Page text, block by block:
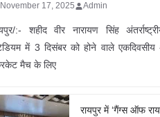
November 17, 2025 Admin
:- शहीद वीर नारायण सिंह
में 3 दिसंबर को होने वाले एकदिवसीय
मैच के लिए
रायपुर में ‘गैंग्स ऑफ